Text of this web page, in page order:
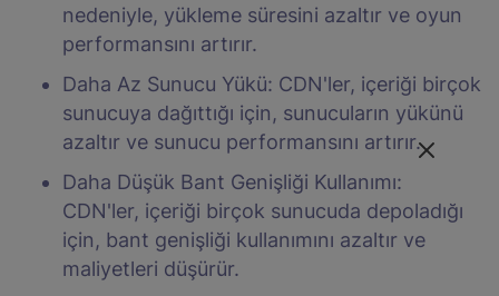
nedeniyle, yükleme süresini azaltır ve oyun
performansını artırır.
Daha Az Sunucu Yükü: CDN'ler, içeriği birçok
sunucuya dağıttığı için, sunucuların yükünü
azaltır ve sunucu performansını artırır.
Daha Düşük Bant Genişliği Kullanımı:
CDN'ler, içeriği birçok sunucuda depoladığı
için, bant genişliği kullanımını azaltır ve
maliyetleri düşürür.